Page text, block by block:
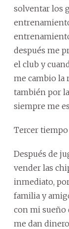
solventar los
después me
el club y
me cambio la
también por
siempre me
Tercer tiempo
Después de
vender las
inmediato,
familia y
con mi sueño
me dan